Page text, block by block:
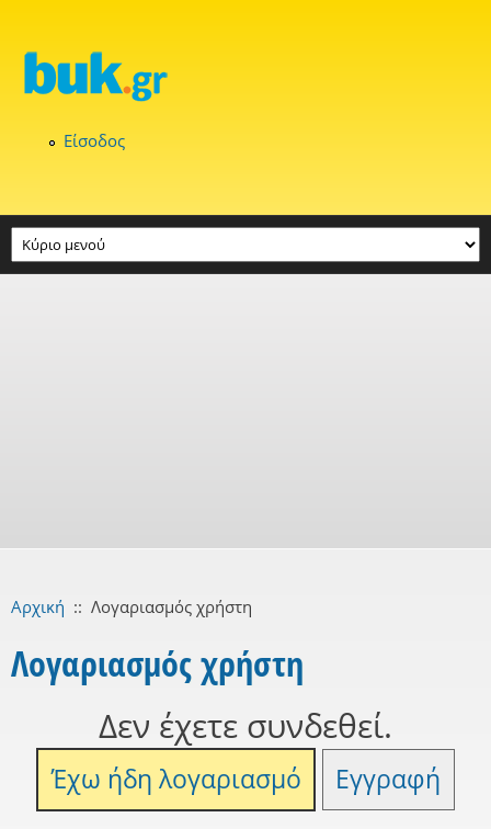
Είσοδος
Αρχική :: Λογαριασμός χρήστη
Λογαριασμός χρήστη
Δεν έχετε συνδεθεί.
Έχω ήδη λογαριασμό Εγγραφή